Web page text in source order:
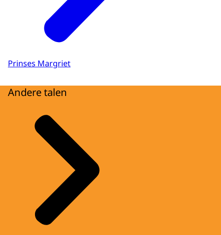
Prinses Margriet
Andere talen